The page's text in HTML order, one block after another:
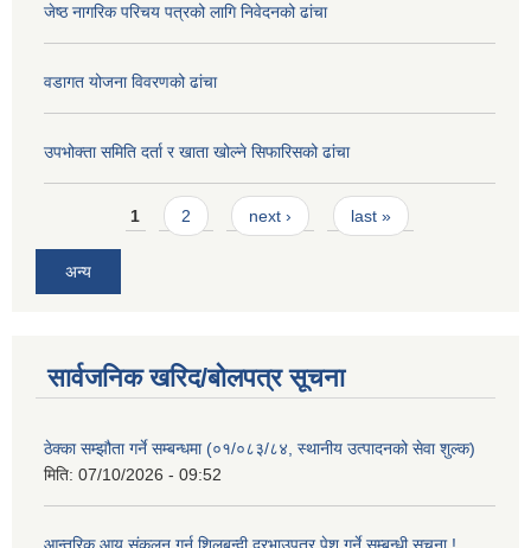
जेष्ठ नागरिक परिचय पत्रको लागि निवेदनको ढांचा
वडागत योजना विवरणको ढांचा
उपभोक्ता समिति दर्ता र खाता खोल्ने सिफारिसको ढांचा
Pages1 2 next › last »
अन्य
सार्वजनिक खरिद/बोलपत्र सूचना
ठेक्का सम्झौता गर्ने सम्बन्धमा (०१/०८३/८४, स्थानीय उत्पादनको सेवा शुल्क)
मिति: 07/10/2026 - 09:52
आन्तरिक आय संकलन गर्न शिलबन्दी दरभाउपत्र पेश गर्ने सम्बन्धी सूचना !